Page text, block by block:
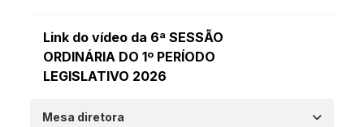
Link do vídeo da 6ª SESSÃO
ORDINÁRIA DO 1º PERÍODO
LEGISLATIVO 2026
Mesa diretora